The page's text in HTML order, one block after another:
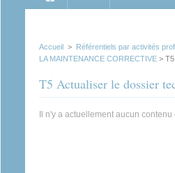
Accueil > Référentiels par activités
LA MAINTENANCE CORRECTIVE >
T5 Actualiser le dossier
Il n'y a actuellement aucun